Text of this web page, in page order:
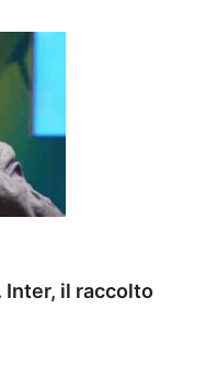
Inter, il raccolto